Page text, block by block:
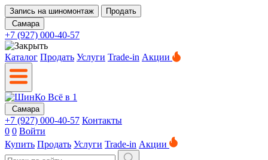
Запись на шиномонтаж
Продать
Самара
+7 (927) 000-40-57
Каталог Продать Услуги Trade-in Акции
Самара
+7 (927) 000-40-57 Контакты
0 0 Войти
Купить Продать Услуги Trade-in Акции